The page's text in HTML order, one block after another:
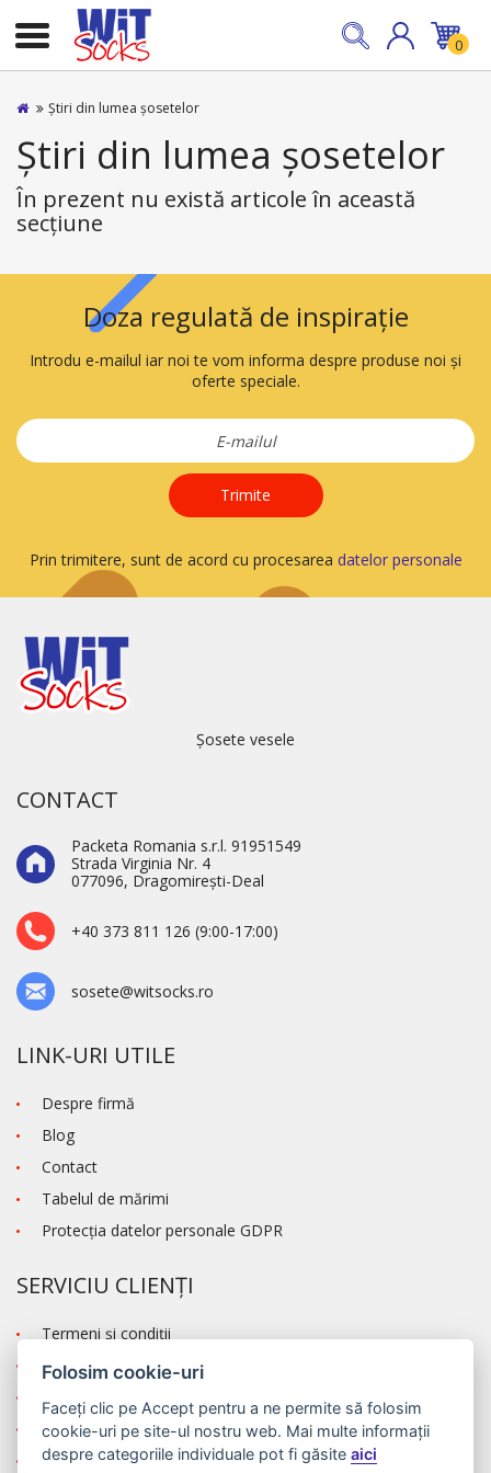
0
Știri din lumea șosetelor
Știri din lumea șosetelor
În prezent nu există articole în această
secțiune
Doza regulată de inspirație
Introdu e-mailul iar noi te vom informa despre produse noi și
oferte speciale.
Trimite
Prin trimitere, sunt de acord cu procesarea datelor personale
Șosete vesele
CONTACT
Packeta Romania s.r.l. 91951549
Strada Virginia Nr. 4
077096, Dragomirești-Deal
+40 373 811 126 (9:00-17:00)
sosete@witsocks.ro
LINK-URI UTILE
Despre firmă
Blog
Contact
Tabelul de mărimi
Protecţia datelor personale GDPR
SERVICIU CLIENȚI
Termeni şi condiţii
Transportul și modalitatea de plată
Reclamaţie
Autentificare
Înregistrare
Folosim cookie-uri
Faceți clic pe Accept pentru a ne permite să folosim
cookie-uri pe site-ul nostru web. Mai multe informații
despre categoriile individuale pot fi găsiteaici